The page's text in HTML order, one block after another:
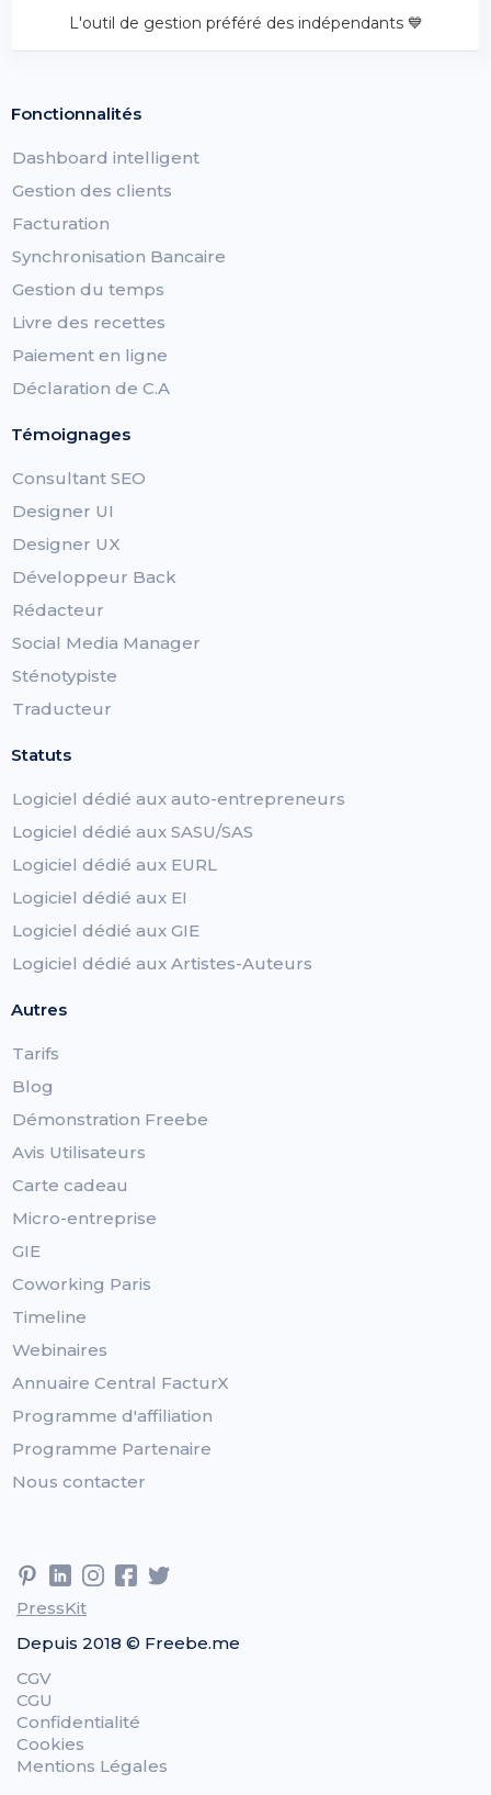
L'outil de gestion préféré des indépendants 💙
Fonctionnalités
Dashboard intelligent
Gestion des clients
Facturation
Synchronisation Bancaire
Gestion du temps
Livre des recettes
Paiement en ligne
Déclaration de C.A
Témoignages
Consultant SEO
Designer UI
Designer UX
Développeur Back
Rédacteur
Social Media Manager
Sténotypiste
Traducteur
Statuts
Logiciel dédié aux auto-entrepreneurs
Logiciel dédié aux SASU/SAS
Logiciel dédié aux EURL
Logiciel dédié aux EI
Logiciel dédié aux GIE
Logiciel dédié aux Artistes-Auteurs
Autres
Tarifs
Blog
Démonstration Freebe
Avis Utilisateurs
Carte cadeau
Micro-entreprise
GIE
Coworking Paris
Timeline
Webinaires
Annuaire Central FacturX
Programme d'affiliation
Programme Partenaire
Nous contacter
PressKit
Depuis 2018 © Freebe.me
CGV
CGU
Confidentialité
Cookies
Mentions Légales